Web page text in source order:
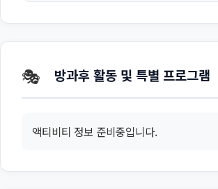
🎭 방과후 활동 및 특별 프로그램
액티비티 정보 준비중입니다.